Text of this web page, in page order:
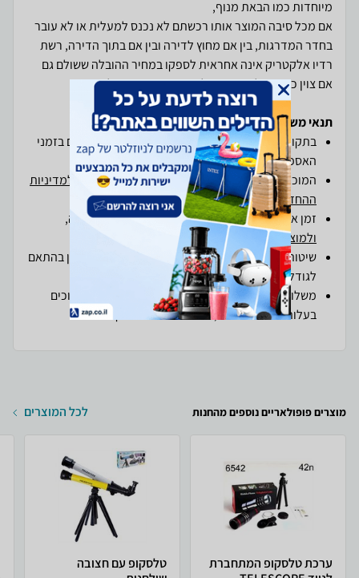
אם מכל סיבה המוצר אותו רכשתם לא נכנס למעלית או לא עובר
בחדר המדרגות, בין אם מחוץ לדירה ובין אם בתוך הדירה, רשת
רדיו אלקטריק אינה אחראית לספקו במחיר ההובלה ששולם גם
אם צוין כי ההובלה חינם, וכל מקרה חריג ייבדק לגופו.
תנאי משלוחים והחזרות ב-zap
בתקופת חגים ייתכנו עומסים חריגים וכן עיכובים קלים בזמני
האספקה.
המוכרים בזאפסטור מחויבים
למדיניות המשלוחים
למדיניות
ההחזרות והביטוליםשל זאפ
זמן אספקה יעמוד על מקס' 7 ימי עסקים מיום הזמנה,
ולמוצרים חריגים
עד 21 ימי עסקים .
שיטות ועלויות המשלוח המוצעות לך על-ידי המוכר הן בהתאם
לגודלו ולאופיו של המוצר
משלוחים ליישובים מעבר לקו הירוק עשויים להיות כרוכים
בעלות משלוח נוספת, בהתאם ליעד ולספק המשלוח.
מוצרים פופולאריים נוספים מהחנות לכל המוצרים
ערכת טלסקופ המתחברת
טלסקופ עם חצובה